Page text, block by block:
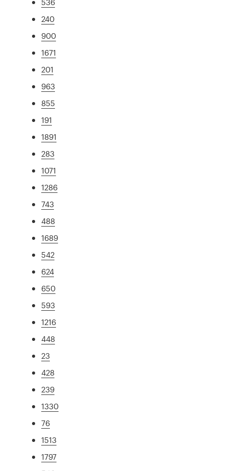
240
900
1671
201
963
855
191
1891
283
1071
1286
743
488
1689
542
624
650
593
1216
448
23
428
239
1330
76
1513
1797